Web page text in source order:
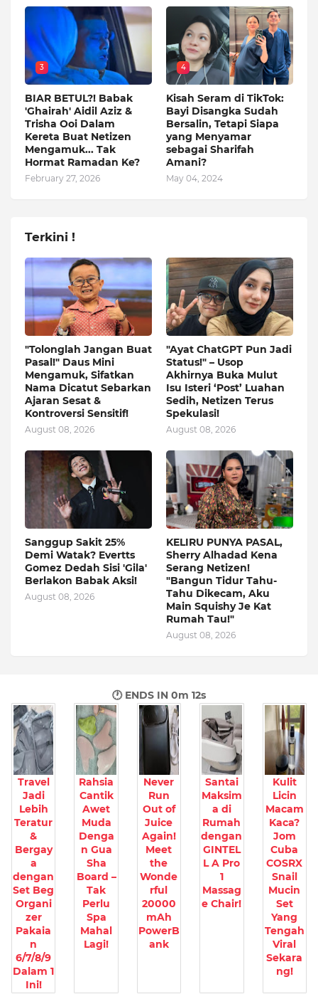
3
BIAR BETUL?! Babak
'Ghairah' Aidil Aziz &
Trisha Ooi Dalam
Kereta Buat Netizen
Mengamuk... Tak
Hormat Ramadan Ke?
February 27, 2026
4
Kisah Seram di TikTok:
Bayi Disangka Sudah
Bersalin, Tetapi Siapa
yang Menyamar
sebagai Sharifah
Amani?
May 04, 2024
Terkini !
"Tolonglah Jangan Buat
Pasal!" Daus Mini
Mengamuk, Sifatkan
Nama Dicatut Sebarkan
Ajaran Sesat &
Kontroversi Sensitif!
August 08, 2026
"Ayat ChatGPT Pun Jadi
Status!" – Usop
Akhirnya Buka Mulut
Isu Isteri ‘Post’ Luahan
Sedih, Netizen Terus
Spekulasi!
August 08, 2026
Sanggup Sakit 25%
Demi Watak? Evertts
Gomez Dedah Sisi 'Gila'
Berlakon Babak Aksi!
August 08, 2026
KELIRU PUNYA PASAL,
Sherry Alhadad Kena
Serang Netizen!
"Bangun Tidur Tahu-
Tahu Dikecam, Aku
Main Squishy Je Kat
Rumah Tau!"
August 08, 2026
🕐 ENDS IN0m 11s
Travel
Jadi
Lebih
Teratur
&
Bergay
a
dengan
Set Beg
Organi
zer
Pakaia
n
6/7/8/9
Dalam 1
Ini!
Rahsia
Cantik
Awet
Muda
Denga
n Gua
Sha
Board –
Tak
Perlu
Spa
Mahal
Lagi!
Never
Run
Out of
Juice
Again!
Meet
the
Wonde
rful
20000
mAh
PowerB
ank
Santai
Maksim
a di
Rumah
dengan
GINTEL
L A Pro
1
Massag
e Chair!
Kulit
Licin
Macam
Kaca?
Jom
Cuba
COSRX
Snail
Mucin
Set
Yang
Tengah
Viral
Sekara
ng!